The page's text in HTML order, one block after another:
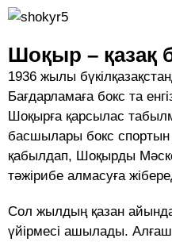
Шоқыр – қазақ
1936 жылы
Бағдарламаға бокс та
Шоқырға қарсылас
басшылары бокс
қа­былдап, Шоқырды
тәжірибе алмасуға
Сол жылдың қазан
үйірмесі ашылады.